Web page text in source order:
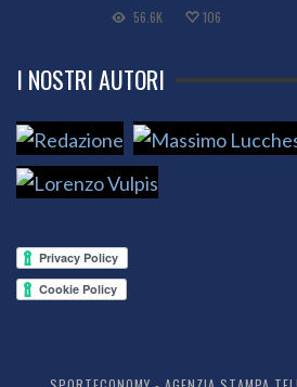
56.6K 106
I NOSTRI AUTORI